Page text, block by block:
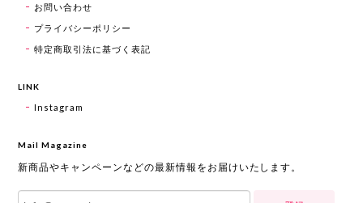
お問い合わせ
プライバシーポリシー
特定商取引法に基づく表記
LINK
Instagram
Mail Magazine
新商品やキャンペーンなどの最新情報をお届けいたします。